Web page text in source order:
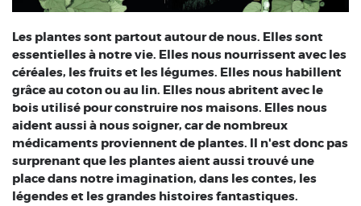
Les plantes sont partout autour de nous. Elles sont
essentielles à notre vie. Elles nous nourrissent avec les
céréales, les fruits et les légumes. Elles nous habillent
grâce au coton ou au lin. Elles nous abritent avec le
bois utilisé pour construire nos maisons. Elles nous
aident aussi à nous soigner, car de nombreux
médicaments proviennent de plantes. Il n'est donc pas
surprenant que les plantes aient aussi trouvé une
place dans notre imagination, dans les contes, les
légendes et les grandes histoires fantastiques.